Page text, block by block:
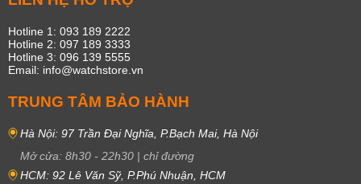
Hotline 1: 093 189 2222
Hotline 2: 097 189 3333
Hotline 3: 096 139 5555
Email: info@watchstore.vn
TRUNG TÂM BẢO HÀNH
Hà Nội: 97 Trần Đại Nghĩa, P.Bạch Mai, Hà Nội
Mở cửa: 8h30 - 22h30 | chỉ đường
HCM: 92 Lê Văn Sỹ, P.Phú Nhuận, HCM